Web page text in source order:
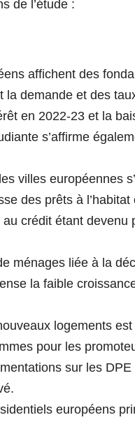
de l’étude :
affichent des
la demande et des
en 2022-23 et la
s’affirme
villes européennes
des prêts à
crédit étant
ménages liée à la
la faible
logements
pour les
sur les DPE
européens